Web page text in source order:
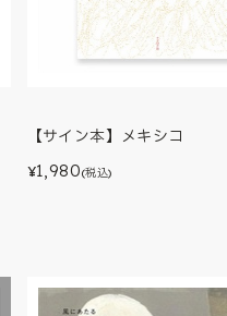
【サイン本】メキシコ
¥1,980(税込)